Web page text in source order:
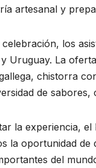
artesanal y
los
Uruguay. La
chistorra
de
la experiencia,
la oportunidad
del